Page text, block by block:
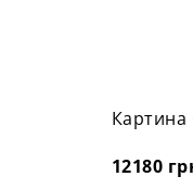
Картина
12180